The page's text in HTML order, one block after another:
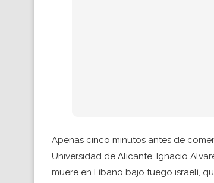
Apenas cinco minutos antes de
Universidad de Alicante, Ignacio
muere en Líbano bajo fuego israelí,